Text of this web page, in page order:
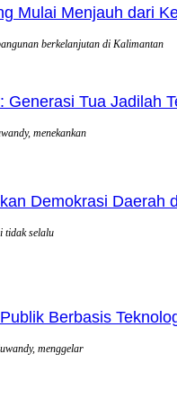
Mulai Menjauh dari
berkelanjutan di Kalimantan
Tua Jadilah
menekankan
Demokrasi Daerah
tidak selalu
Berbasis
menggelar